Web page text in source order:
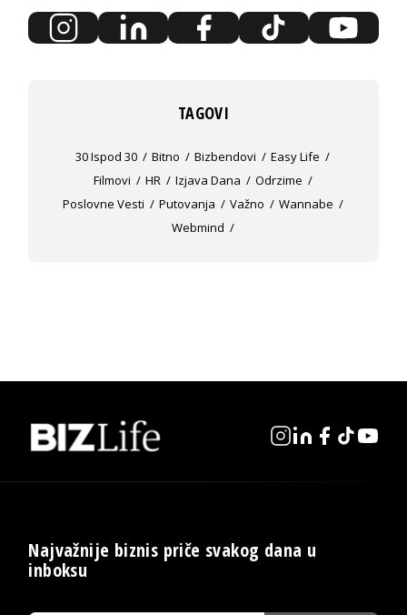
TAGOVI
30 Ispod 30 Bitno Bizbendovi
Easy Life
Filmovi
HR Izjava Dana
Odrzime
Poslovne Vesti
Putovanja Važno
Wannabe
Webmind
Najvažnije biznis priče svakog dana u
inboksu